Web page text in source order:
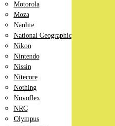
Motorola
Moza
Nanlite
National Geographic
Nikon
Nintendo
Nissin
Nitecore
Nothing
Novoflex
NRC
Olympus